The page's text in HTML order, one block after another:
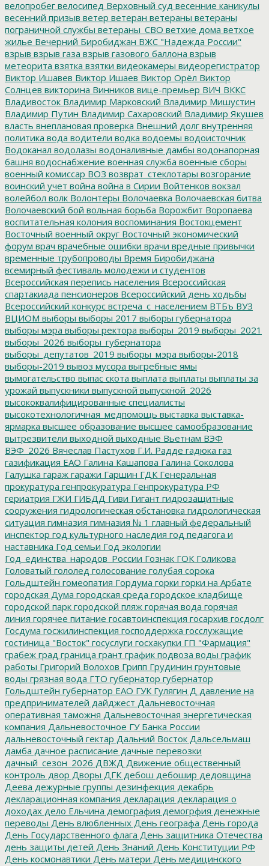
велопробег велосипед Верховный суд весенние каникулы
весенний призыв ветер ветеран ветераны ветераны
пограничной службы ветераны_СВО ветхие дома ветхое
жилье Вечерний Биробиджан ВЖС "Надежда России"
взрыв взрыв газа взрыв газового баллона взрыв
метеорита взятка взятки видеокамеры видеорегистратор
Виктор Ишавев Виктор Ишаев Виктор Орёл Виктор
Солнцев викторина Винников вице-премьер ВИЧ ВККС
Владивосток Владимир Марковский Владимир Мишустин
Владимир Путин Владимир Сахаровский Владимир Якушев
власть внеплановая проверка Внешний долг внутренняя
политика вода водители водка водоемы водоисточник
Водоканал водолазы водоналивные дамбы водонапорная
башня водоснабжение военная служба военные сборы
военный комиссар ВОЗ возврат_стеклотары возгорание
воинский учет война война в Сирии Войтенков вокзал
волейбол волк Волонтеры Волочаевка Волочаевская битва
Волочаевский бой вольная борьба Ворожбит Воропаева
воспитательная колония воспоминания Востокцемент
Восточный военный округ Восточный экономический
форум врач врачебные ошибки врачи вредные привычки
временные трубопроводы Время Биробиджана
всемирный фестиваль молодежи и студентов
Всероссийская перепись населения Всероссийская
спартакиада пенсионеров Всероссийский день ходьбы
Всероссийский конкурс встреча_с_населением ВТБъ ВУЗ
ВЦИОМ выборы выборы 2017 выборы губернатора
выборы мэра выборы ректора выборы_2019 выборы_2021
выборы_2026 выборы_губернатора
выборы_депутатов_2019 выборы_мэра выборы-2018
выборы-2019 вывоз мусора выгребные ямы
вымогательство выпас скота выплата выплаты выплаты за
урожай выпускники выпускной выпускной_2026
высококвалифицированные специалисты
высокотехнологичная_медпомощь выставка выставка-
ярмарка высшее образование высшее самообразование
вытрезвители выходной выходные Вьетнам ВЭФ
ВЭФ_2026 Вячеслав Пастухов Г.И. Радде гадюка газ
газификация ЕАО Галина Кашапова Галина Соколова
Галушка гараж гаражи Гаршин ГДК Генеральная
прокуратура генпрокуратура Генпрокуратура РФ
гериатрия ГЖИ ГИБДД Гиви Гигант гидрозащитные
сооружения гидрологическая обстановка гидрологическая
ситуация гимназия гимназия № 1 главный федеральный
инспектор год культурного наследия год педагога и
наставника Год семьи Год экологии
Год_единства_народов_России Гознак ГОК Голикова
Головатый гололед голосование голубая сорока
Гольдштейн гомеопатия Гордума горки горки на Арбате
городская Дума городская среда городское кладбище
городской парк городской пляж горячая вода горячая
линия горячее питание госавтоинспекция госархив госдолг
Госдума госжилинспекция господдержка госслужащие
гостиница "Восток" госуслуги госхакупки ГП "Фармация"
грабеж град граница грант график подвоза воды график
работы Григорий Волохов Грипп Грудинин грунтовые
воды грязная вода ГТО губернатор губернатор
Гольдштейн губернатор ЕАО ГУК Гулягин Д давление на
предпринимателей дайджест Дальневосточная
оперативная таможня Дальневосточная энергетическая
компания Дальневосточное ГУ Банка России
дальневосточный гектар Дальний Восток Дальсельмаш
дамба дачное расписание дачные перевозки
дачный_сезон_2026 ДВЖД Движение общественный
контроль двор Дворы ДГК дебош дебошир дедовщина
Деева дежурные группы дезинфекция декабрь
декларационная компания декларация декларация о
доходах дело Ельчина демография демогрфия денежные
переводы День влюбленных День географа День города
День Государственного флага День защитника Отечества
день защиты детей День Знаний День Конституции РФ
День космонавтики День матери День медицинского